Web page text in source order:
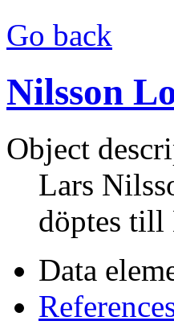
Go back
Nilsson
Object
Lars
döptes till
Data